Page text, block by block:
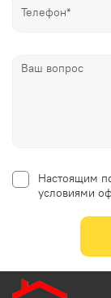
Настоящим
условиями